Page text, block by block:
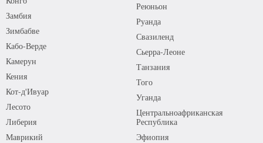
Замбия
Зимбабве
Кабо-Верде
Камерун
Кения
Кот-д'Ивуар
Лесото
Либерия
Маврикий
Реюньон
Руанда
Свазиленд
Сьерра-Леоне
Танзания
Того
Уганда
Центральноафриканская
Республика
Эфиопия